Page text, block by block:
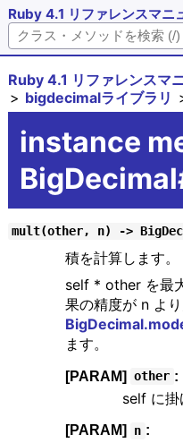
Ruby 4.1 リファレンスマニ
Ruby 4.1 リファレンスマ
bigdecimalライブラリ
instance
mult(other, n) ->
積を計算します。
self * other を最
果の精度が n よ
ます。
[PARAM] other :
self に掛
[PARAM] n :